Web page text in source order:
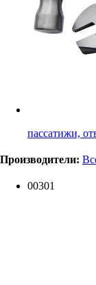
пассатижи,
Производители:
00301